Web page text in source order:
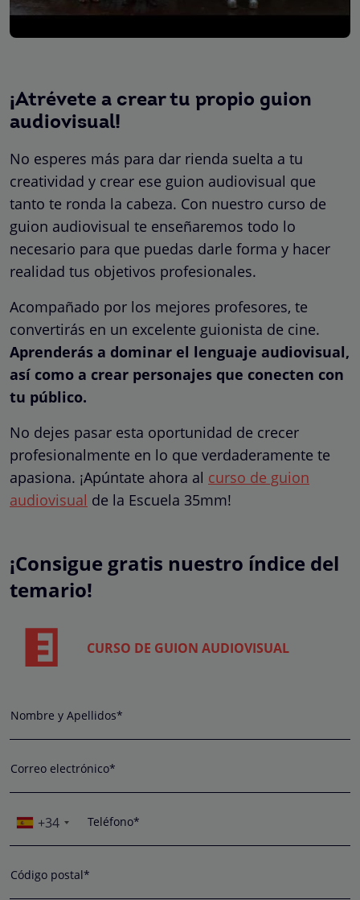
¡Atrévete a crear tu propio guion
audiovisual!
No esperes más para dar rienda suelta a tu
creatividad y crear ese guion audiovisual que
tanto te ronda la cabeza. Con nuestro curso de
guion audiovisual te enseñaremos todo lo
necesario para que puedas darle forma y hacer
realidad tus objetivos profesionales.
Acompañado por los mejores profesores, te
convertirás en un excelente guionista de cine.
Aprenderás a dominar el lenguaje audiovisual,
así como a crear personajes que conecten con
tu público.
No dejes pasar esta oportunidad de crecer
profesionalmente en lo que verdaderamente te
apasiona. ¡Apúntate ahora al curso de guion
audiovisual de la Escuela 35mm!
¡Consigue gratis nuestro índice del
temario!
CURSO DE GUION AUDIOVISUAL
Nombre y Apellidos*
Correo electrónico*
+34 Teléfono*
Código postal*